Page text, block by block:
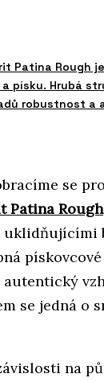
Patina Rough
písku. Hrubá
robustnost
se
Patina Rough
autentický
se jedná o
na